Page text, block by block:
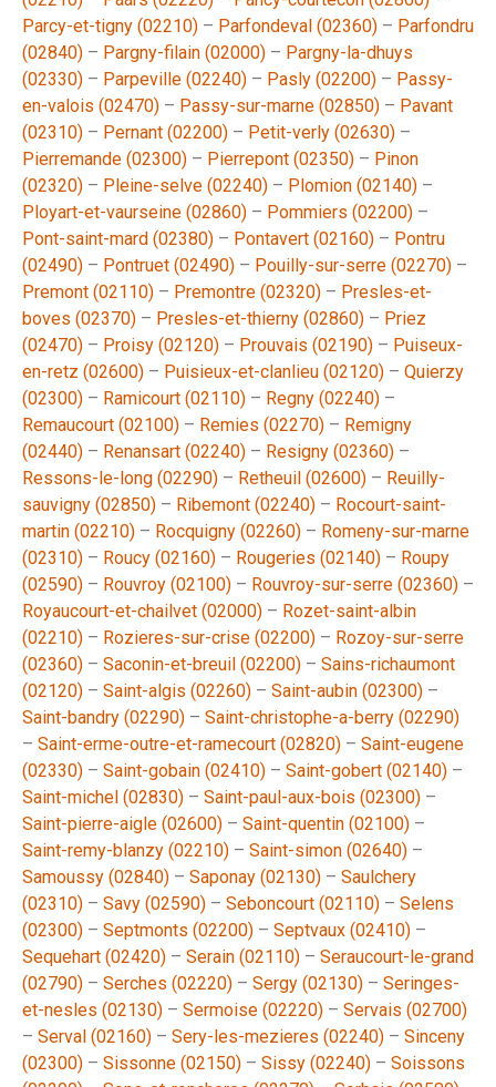
Parcy-et-tigny (02210) – Parfondeval (02360) – Parfondru
(02840) – Pargny-filain (02000) – Pargny-la-dhuys
(02330) – Parpeville (02240) – Pasly (02200) – Passy-
en-valois (02470) – Passy-sur-marne (02850) – Pavant
(02310) – Pernant (02200) – Petit-verly (02630) –
Pierremande (02300) – Pierrepont (02350) – Pinon
(02320) – Pleine-selve (02240) – Plomion (02140) –
Ployart-et-vaurseine (02860) – Pommiers (02200) –
Pont-saint-mard (02380) – Pontavert (02160) – Pontru
(02490) – Pontruet (02490) – Pouilly-sur-serre (02270) –
Premont (02110) – Premontre (02320) – Presles-et-
boves (02370) – Presles-et-thierny (02860) – Priez
(02470) – Proisy (02120) – Prouvais (02190) – Puiseux-
en-retz (02600) – Puisieux-et-clanlieu (02120) – Quierzy
(02300) – Ramicourt (02110) – Regny (02240) –
Remaucourt (02100) – Remies (02270) – Remigny
(02440) – Renansart (02240) – Resigny (02360) –
Ressons-le-long (02290) – Retheuil (02600) – Reuilly-
sauvigny (02850) – Ribemont (02240) – Rocourt-saint-
martin (02210) – Rocquigny (02260) – Romeny-sur-marne
(02310) – Roucy (02160) – Rougeries (02140) – Roupy
(02590) – Rouvroy (02100) – Rouvroy-sur-serre (02360) –
Royaucourt-et-chailvet (02000) – Rozet-saint-albin
(02210) – Rozieres-sur-crise (02200) – Rozoy-sur-serre
(02360) – Saconin-et-breuil (02200) – Sains-richaumont
(02120) – Saint-algis (02260) – Saint-aubin (02300) –
Saint-bandry (02290) – Saint-christophe-a-berry (02290)
– Saint-erme-outre-et-ramecourt (02820) – Saint-eugene
(02330) – Saint-gobain (02410) – Saint-gobert (02140) –
Saint-michel (02830) – Saint-paul-aux-bois (02300) –
Saint-pierre-aigle (02600) – Saint-quentin (02100) –
Saint-remy-blanzy (02210) – Saint-simon (02640) –
Samoussy (02840) – Saponay (02130) – Saulchery
(02310) – Savy (02590) – Seboncourt (02110) – Selens
(02300) – Septmonts (02200) – Septvaux (02410) –
Sequehart (02420) – Serain (02110) – Seraucourt-le-grand
(02790) – Serches (02220) – Sergy (02130) – Seringes-
et-nesles (02130) – Sermoise (02220) – Servais (02700)
– Serval (02160) – Sery-les-mezieres (02240) – Sinceny
(02300) – Sissonne (02150) – Sissy (02240) – Soissons